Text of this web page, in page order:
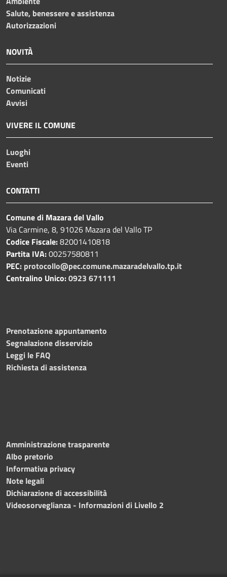
Salute, benessere e assistenza
Autorizzazioni
NOVITÀ
Notizie
Comunicati
Avvisi
VIVERE IL COMUNE
Luoghi
Eventi
CONTATTI
Comune di Mazara del Vallo
Via Carmine, 8, 91026 Mazara del Vallo TP
Codice Fiscale:82001410818
Partita IVA:00257580811
PEC: protocollo@pec.comune.mazaradelvallo.tp.it
Centralino Unico:0923 671111
Prenotazione appuntamento
Segnalazione disservizio
Leggi le FAQ
Richiesta di assistenza
Amministrazione trasparente
Albo pretorio
Informativa privacy
Note legali
Dichiarazione di accessibilità
Videosorveglianza - Informazioni di Livello 2